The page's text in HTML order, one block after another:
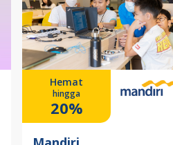
Hemat
hingga
20%